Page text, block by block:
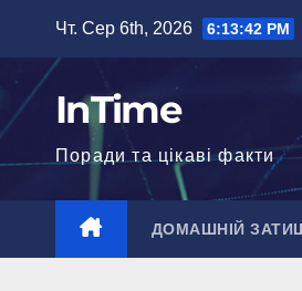
вмісту
Чт. Сер 6th, 2026 6:13:43 PM
InTime
Поради та цікаві факти
ДОМАШНІЙ